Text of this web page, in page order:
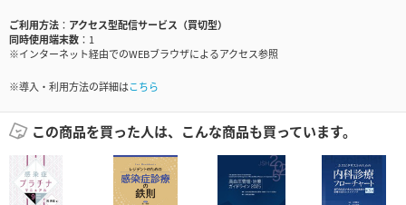
ご利用方法
アクセス型配信サービス（買切型）
同時使用端末数
1
※インターネット経由でのWEBブラウザによるアクセス参照
※導入・利用方法の詳細はこちら
この商品を買った人は、こんな商品も買っています。